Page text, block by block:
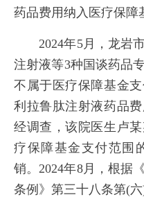
药品费用纳入医疗保障
2024年5月，龙岩市
注射液等3种国谈药品
不属于医疗保障基金
利拉鲁肽注射液药品
经调查，该院医生卢
疗保障基金支付范围
销。2024年8月，根据
条例》第三十八条第(